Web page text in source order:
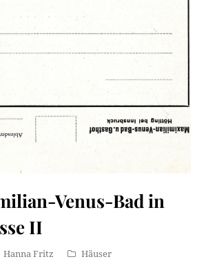
Venus-Bad in
II
Hanna Fritz Häuser